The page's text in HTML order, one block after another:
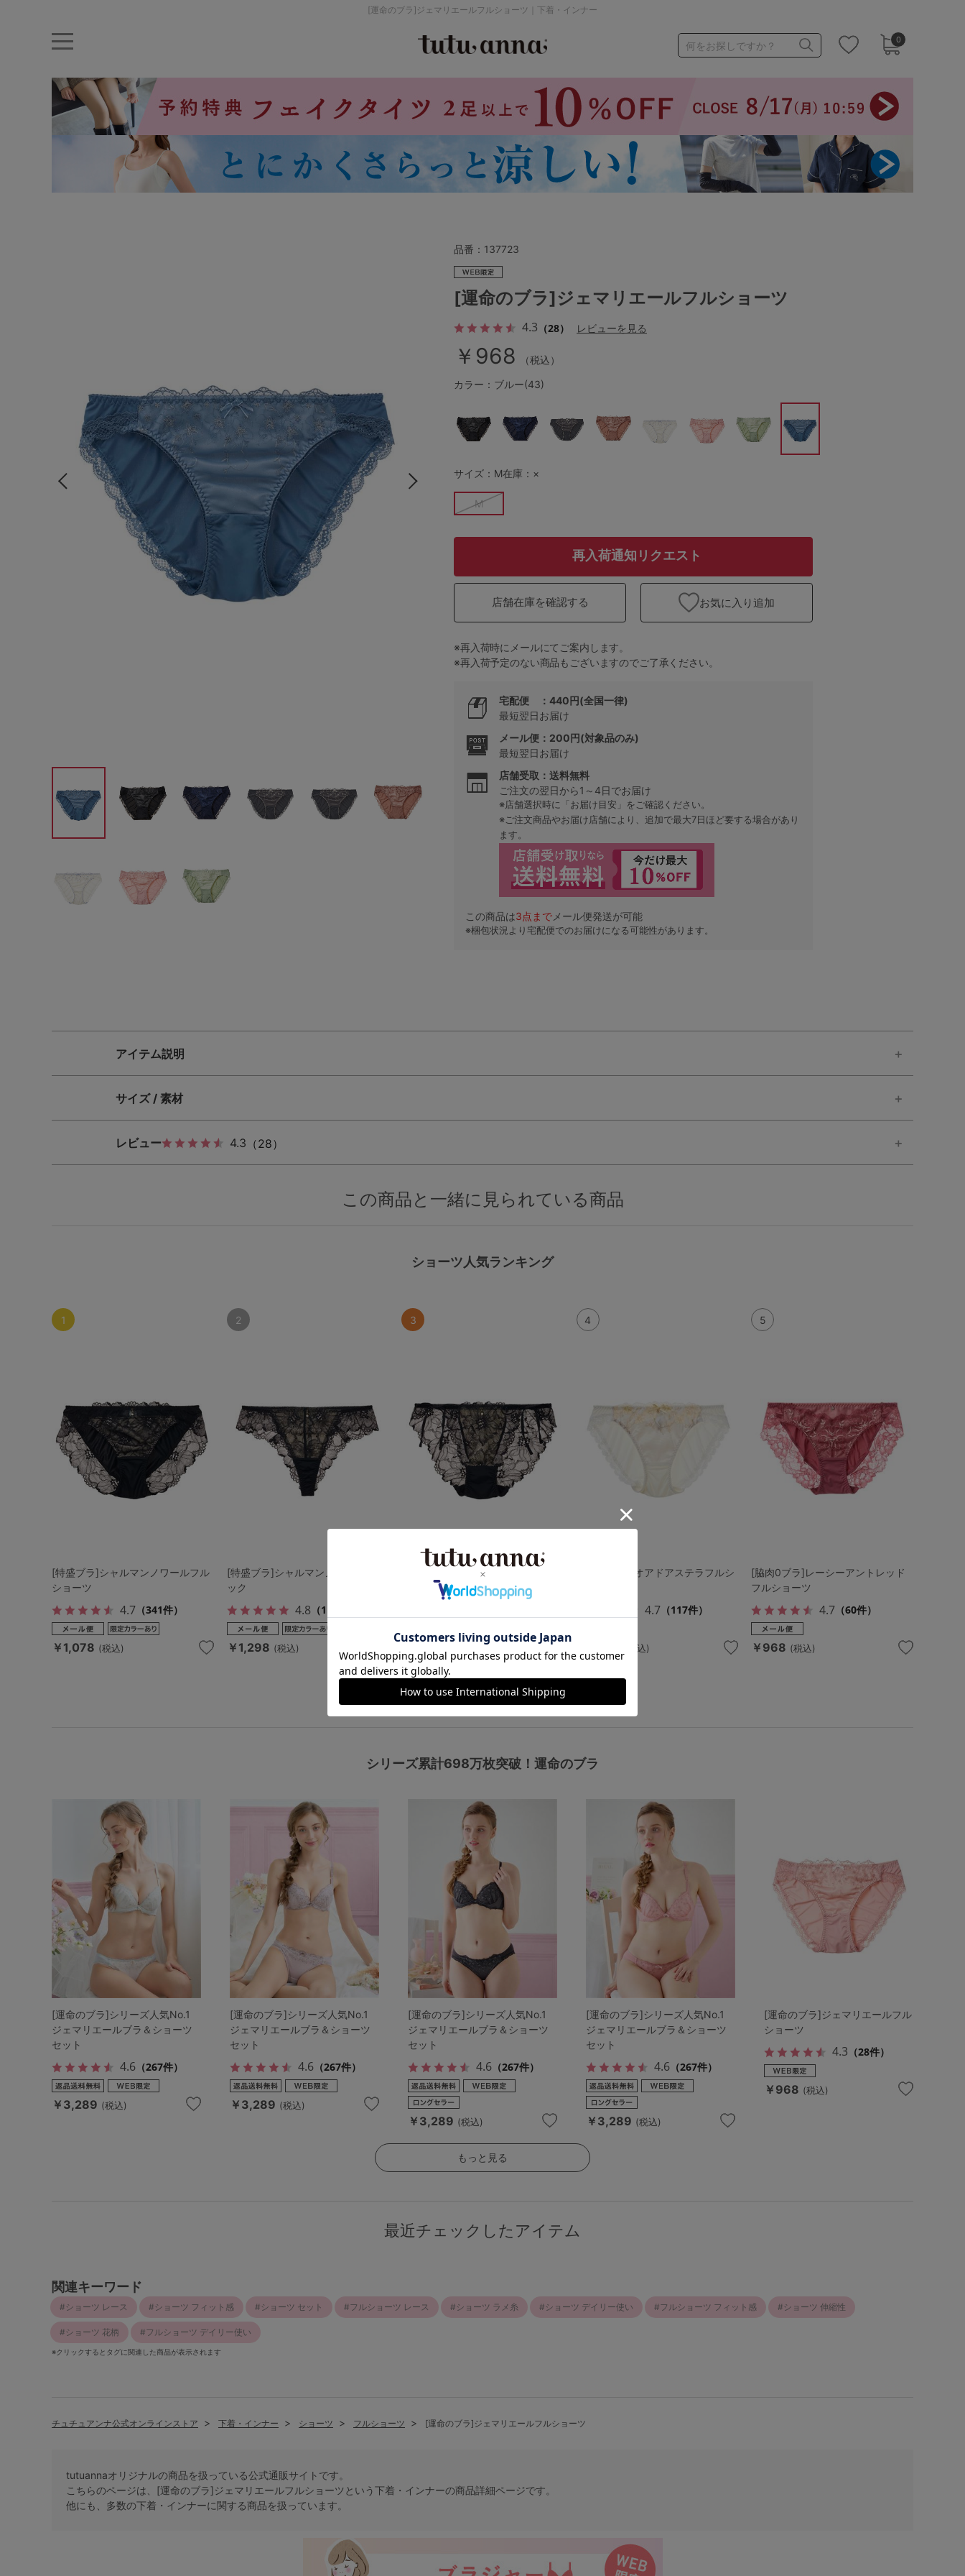
[運命のブラ]ジェマリエールフルショーツ｜下着・インナー
0
何をお探しですか？
ナイトブラ ノンワイヤー 特盛ブラ チューブトップ 折り畳み パジャマ
ストッキング
ルームウェア アームカバー
カテゴリから探す
メンズ
キッズ
マタニティ
ギフトラッピング
D65 D70 D75 D80 D85
G65 G70
L-CD
価格帯から探す
～999円 1,000～1,999円
2,000～2,999円 3,000～3,999円
お気に入り
高評価レビューアイテム
検索を閉じる
品番： 137723
[運命のブラ]ジェマリエールフルショーツ
4.3 （28） レビューを見る
￥968
（税込）
カラー：ブルー(43)
サイズ：M在庫：×
M
再入荷通知リクエスト
店舗在庫を確認する お気に入り追加
※再入荷時にメールにてご案内します。
※再入荷予定のない商品もございますのでご了承ください。
宅配便 ：440円(全国一律)
最短翌日お届け
メール便：200円(対象品のみ)
最短翌日お届け
店舗受取：送料無料
ご注文の翌日から1～4日でお届け
※店舗選択時に「お届け目安」をご確認ください。
※ご注文商品やお届け店舗により、追加で最大7日ほど要する場合があり
ます。
この商品は3点まで メール便発送が可能
※梱包状況より宅配便でのお届けになる可能性があります。
アイテム説明
サイズ / 素材
レビュー 4.3 （28）
この商品と一緒に見られている商品
ショーツ人気ランキング
1
[特盛ブラ]シャルマンノワールフル
ショーツ
4.7 （341件）
￥1,078 (税込)
2
[特盛ブラ]シャルマンノワールTバ
ック
4.8（117件）
￥1,298 (税込)
3
[特盛ブラ]シャルマンノワールヒモ
ショーツ
4
[育乳ブラ]ネオアドアステラフルシ
4.7（117件）
(税込)
5
[脇肉0ブラ]レーシーアントレッド
フルショーツ
4.7 （60件）
￥968 (税込)
シリーズ累計698万枚突破！運命のブラ
[運命のブラ]シリーズ人気No.1
ジェマリエールブラ＆ショーツ
セット
4.6 （267件）
￥3,289 (税込)
[運命のブラ]シリーズ人気No.1
ジェマリエールブラ＆ショーツ
セット
4.6（267件）
￥3,289 (税込)
[運命のブラ]シリーズ人気No.1
ジェマリエールブラ＆ショーツ
セット
4.6（267件）
￥3,289 (税込)
[運命のブラ]シリーズ人気No.1
ジェマリエールブラ＆ショーツ
セット
4.6（267件）
￥3,289 (税込)
[運命のブラ]ジェマリエールフル
ショーツ
4.3 （28件）
￥968 (税込)
もっと見る
最近チェックしたアイテム
関連キーワード
ショーツ レース ショーツ フィット感 ショーツ セット フルショーツ レース ショーツ ラメ糸 ショーツ デイリー使い フルショーツ フィット感 ショーツ 伸縮性
ショーツ 花柄 フルショーツ デイリー使い
※クリックするとタグに関連した商品が表示されます
チュチュアンナ公式オンラインストア 下着・インナー ショーツ フルショーツ [運命のブラ]ジェマリエールフルショーツ
tutuannaオリジナルの商品を扱っている公式通販サイトです。
こちらのページは、[運命のブラ]ジェマリエールフルショーツという下着・インナーの商品詳細ページです。
他にも、多数の下着・インナーに関する商品を扱っています。